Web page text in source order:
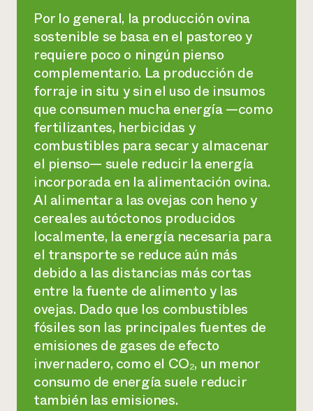
Por lo general, la producción ovina
sostenible se basa en el pastoreo y
requiere poco o ningún pienso
complementario. La producción de
forraje in situ y sin el uso de insumos
que consumen mucha energía —como
fertilizantes, herbicidas y
combustibles para secar y almacenar
el pienso— suele reducir la energía
incorporada en la alimentación ovina.
Al alimentar a las ovejas con heno y
cereales autóctonos producidos
localmente, la energía necesaria para
el transporte se reduce aún más
debido a las distancias más cortas
entre la fuente de alimento y las
ovejas. Dado que los combustibles
fósiles son las principales fuentes de
emisiones de gases de efecto
invernadero, como el CO₂, un menor
consumo de energía suele reducir
también las emisiones.